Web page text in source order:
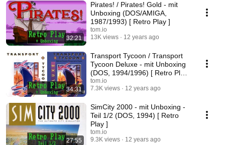
nichts nach.
32:21
Pirates! / Pirates! Gold - mit
Unboxing (DOS/AMIGA,
1987/1993) [ Retro Play ]
tom.io
13K views
12 years ago
34:31
Transport Tycoon / Transport
Tycoon Deluxe - mit Unboxing
(DOS, 1994/1996) [ Retro Play
]tom.io
7.3K views
12 years ago
27:55
SimCity 2000 - mit Unboxing -
Teil 1/2 (DOS, 1994) [ Retro
Play ]
tom.io
9.3K views
12 years ago